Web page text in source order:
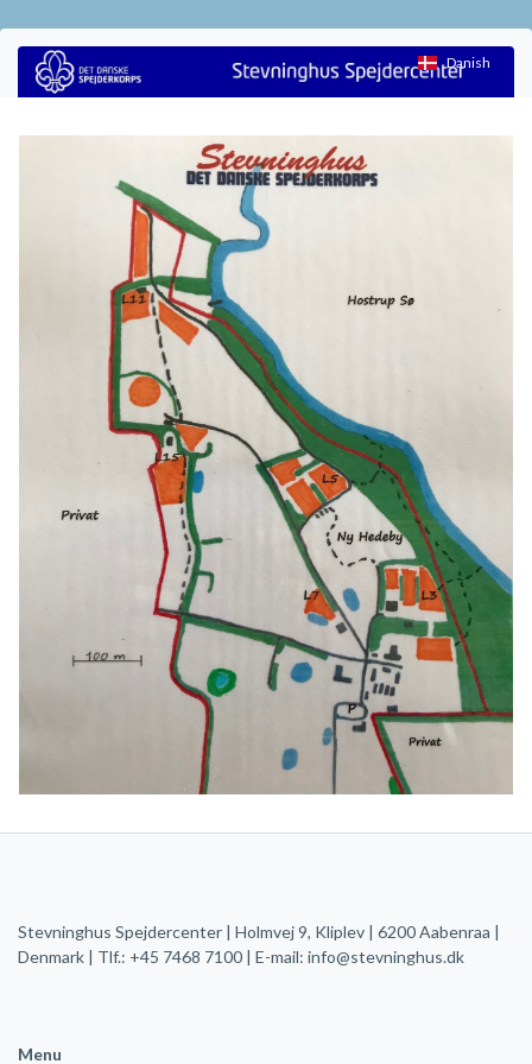
Danish
Stevninghus Spejdercenter | Holmvej 9, Kliplev | 6200 Aabenraa |
Denmark | Tlf.: +45 7468 7100 | E-mail: info@stevninghus.dk
Menu